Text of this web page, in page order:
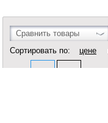
Сравнить товары
Сортировать по:
цене